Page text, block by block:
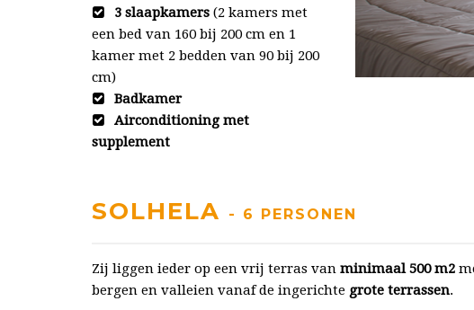
3 slaapkamers (2 kamers met
een bed van 160 bij 200 cm en 1
kamer met 2 bedden van 90 bij 200
cm)
Badkamer
Airconditioning met
supplement
SOLHELA - 6 PERSONEN
Zij liggen ieder op een vrij terras van minimaal 500 m2
bergen en valleien vanaf de ingerichte grote terrassen.